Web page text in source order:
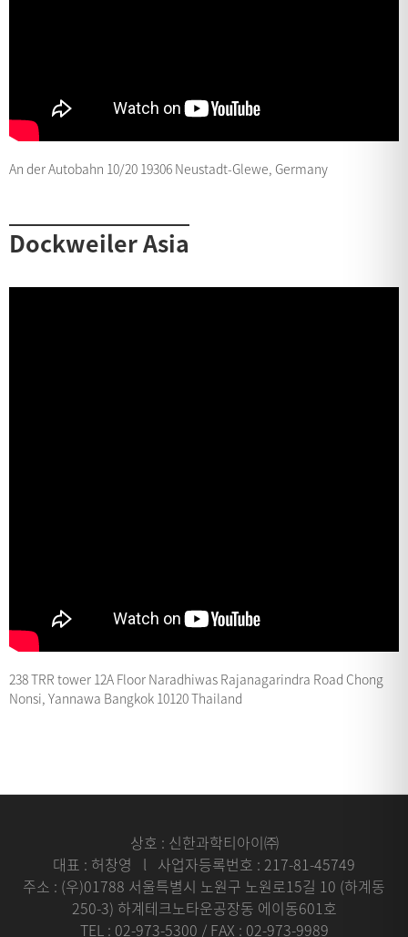
An der Autobahn 10/20 19306 Neustadt-Glewe, Germany
Dockweiler Asia
238 TRR tower 12A Floor Naradhiwas Rajanagarindra Road Chong
Nonsi, Yannawa Bangkok 10120 Thailand
상호 : 신한과학티아이㈜
대표 : 허창영 l 사업자등록번호 : 217-81-45749
주소 : (우)01788 서울특별시 노원구 노원로15길 10 (하계동
250-3) 하계테크노타운공장동 에이동601호
TEL : 02-973-5300 / FAX : 02-973-9989